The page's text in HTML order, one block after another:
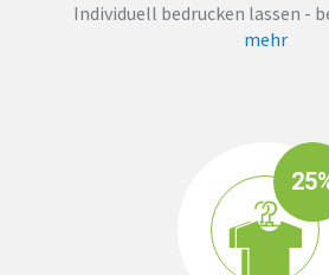
Individuell bedrucken lassen -
mehr